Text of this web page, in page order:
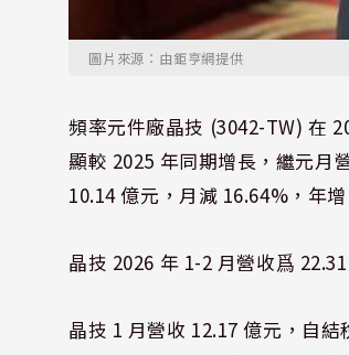
圖片來源：由鉅亨網提供
頻率元件廠晶技 (3042-TW) 在
顯較 2025 年同期增長，繼元月
10.14 億元，月減 16.64%，年
晶技 2026 年 1-2 月營收爲
晶技 1 月營收 12.17 億元，自